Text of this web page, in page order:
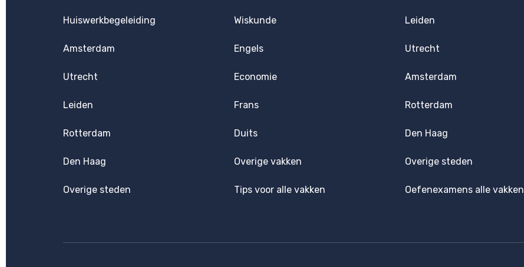
Huiswerkbegeleiding
Amsterdam
Utrecht
Leiden
Rotterdam
Den Haag
Overige steden
Wiskunde
Engels
Economie
Frans
Duits
Overige vakken
Tips voor alle vakken
Leiden
Utrecht
Amsterdam
Rotterdam
Den Haag
Overige steden
Oefenexamens alle vakken